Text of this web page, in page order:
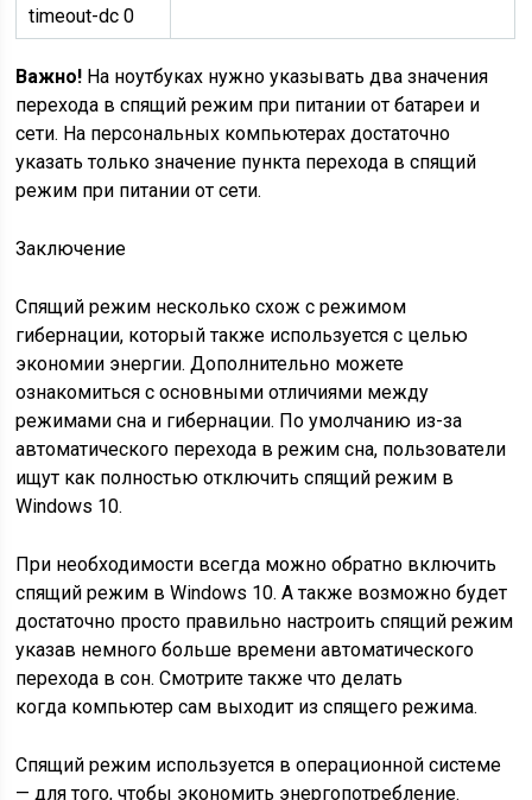
timeout-dc 0
Важно! На ноутбуках нужно указывать два значения
перехода в спящий режим при питании от батареи и
сети. На персональных компьютерах достаточно
указать только значение пункта перехода в спящий
режим при питании от сети.
Заключение
Спящий режим несколько схож с режимом
гибернации, который также используется с целью
экономии энергии. Дополнительно можете
ознакомиться с основными отличиями между
режимами сна и гибернации. По умолчанию из-за
автоматического перехода в режим сна, пользователи
ищут как полностью отключить спящий режим в
Windows 10.
При необходимости всегда можно обратно включить
спящий режим в Windows 10. А также возможно будет
достаточно просто правильно настроить спящий режим
указав немного больше времени автоматического
перехода в сон. Смотрите также что делать
когда компьютер сам выходит из спящего режима.
Спящий режим используется в операционной системе
— для того, чтобы экономить энергопотребление.